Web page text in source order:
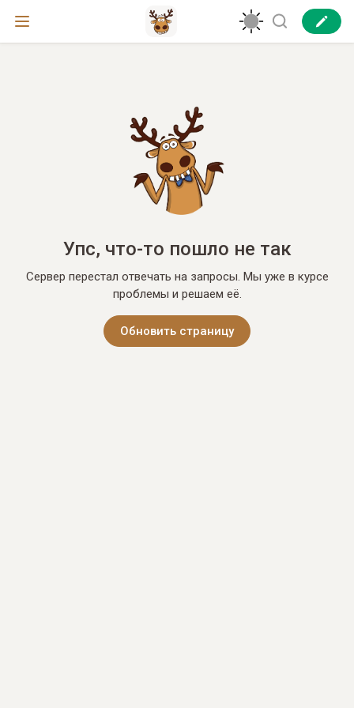
Упс, что-то пошло не так
Сервер перестал отвечать на запросы. Мы уже в курсе
проблемы и решаем её.
Обновить страницу